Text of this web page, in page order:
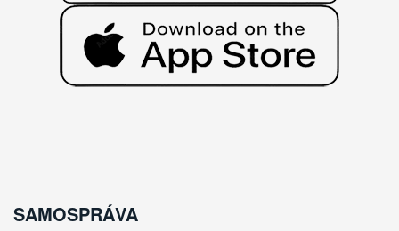
SAMOSPRÁVA